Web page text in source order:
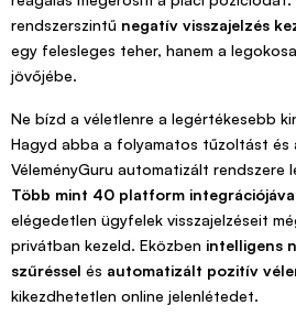
rendszerszintű negatív visszajelzés
egy felesleges teher, hanem a
jövőjébe.
Ne bízd a véletlenre a legértékesebb
Hagyd abba a folyamatos tűzoltást és
VéleményGuru automatizált rendszere
Több mint 40 platform
elégedetlen ügyfelek visszajelzéseit
privátban kezeld. Eközben intelligens
szűréssel és automatizált pozitív
kikezdhetetlen online jelenlétedet.